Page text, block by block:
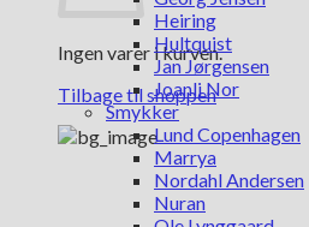
Ingen varer i kurven.
Tilbage til shoppen
Heiring
Hultquist
Jan Jørgensen
Joanli Nor
Smykker
Lund Copenhagen
Marrya
Nordahl Andersen
Nuran